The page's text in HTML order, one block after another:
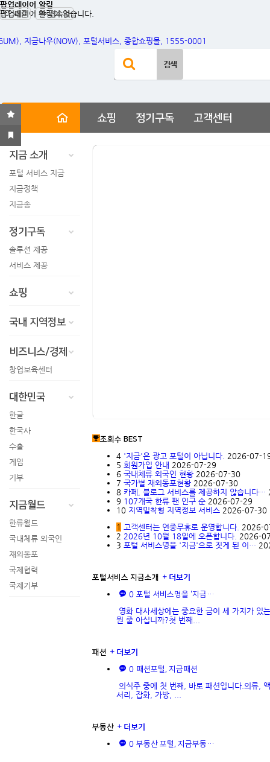
새글 접속자
사이트 내 전체검색
쇼핑 정기구독 고객센터
팝업레이어 알림
팝업레이어 알림이 없습니다.
지금 소개
포털 서비스 지금
지금정책
지금송
정기구독
솔루션 제공
서비스 제공
쇼핑
국내 지역정보
비즈니스/경제
창업보육센터
대한민국
한글
한국사
수출
게임
기부
지금월드
한류월드
국내체류 외국인
재외동포
국제협력
국제기부
조회수 BEST
4 '지금'은 광고 포털이 아닙니다. 2026-07-
5 회원가입 안내 2026-07-29
6 국내체류 외국인 현황 2026-07-30
7 국가별 재외동포현황 2026-07-30
8 카페, 블로그 서비스를 제공하지 않습니다…
9 107개국 한류 팬 인구 순 2026-07-29
10 지역밀착형 지역정보 서비스 2026-07-30
1 고객센터는 연중무휴로 운영합니다. 2026-
2 2026년 10월 18일에 오픈합니다. 2026-
3 포털 서비스명을 '지금'으로 짓게 된 이…
포털서비스 지금소개
더보기
0 포털 서비스명을 '지금…
영화 대사세상에는 중요한 금이 세 가지가 있
뭔 줄 아십니까?첫 번째...
패션
더보기
0 패션포털, 지금패션
의식주 중에 첫 번째, 바로 패션입니다.의류,
서리, 잡화, 가방, ...
부동산
더보기
0 부동산 포털, 지금부동…